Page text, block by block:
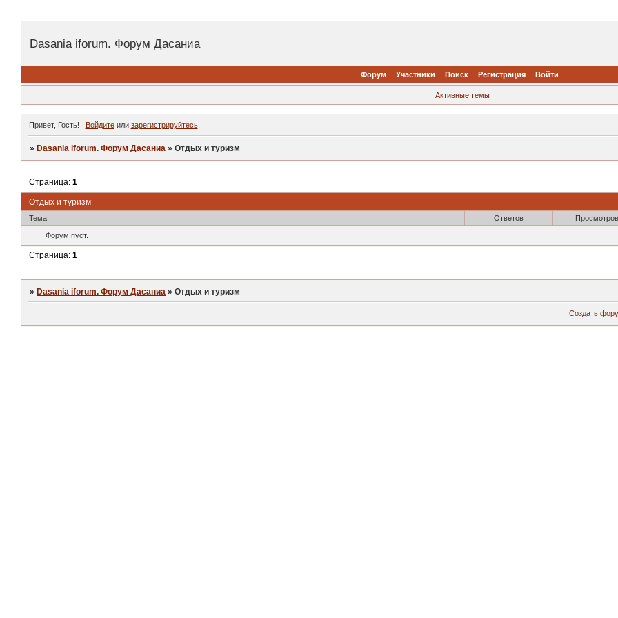
Dasania iforum. Форум Дасаниа
Форум Участники Поиск Регистрация Войти
Активные темы
Привет, Гость! Войдитеили зарегистрируйтесь.
» Dasania iforum. Форум Дасаниа »Отдых и туризм
Отдых и туризм
Страница:1
Тема Ответов Просмотров
Форум пуст.
Страница:1
»Dasania iforum. Форум Дасаниа »Отдых и туризм
Создать